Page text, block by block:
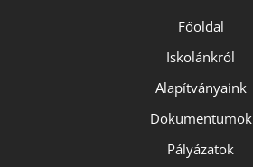
Főoldal
Iskolánkról
Alapítványaink
Dokumentumok
Pályázatok